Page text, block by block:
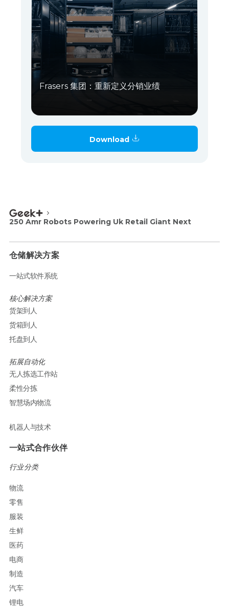
Frasers 集团：重新定义分销业绩
Download
250 Amr Robots Powering Uk Retail Giant Next
仓储解决方案
一站式软件系统
核心解决方案
货架到人
货箱到人
托盘到人
拓展自动化
无人拣选工作站
柔性分拣
智慧场内物流
机器人与技术
一站式合作伙伴
行业分类
物流
零售
服装
生鲜
医药
电商
制造
汽车
锂电